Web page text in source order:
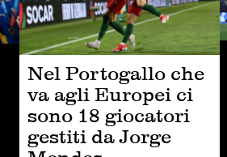
Nel Portogallo che
va agli Europei ci
sono 18 giocatori
gestiti da Jorge